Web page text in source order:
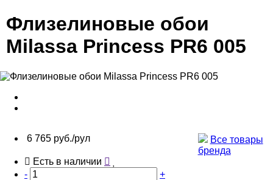
Флизелиновые обои
Milassa Princess PR6 005
6 765 руб./рул
Все товары
бренда
Есть в наличии
-
+